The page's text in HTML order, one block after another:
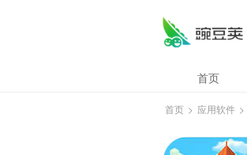
首页
首页 > 应用软件 >